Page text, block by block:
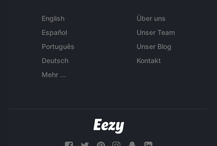
English
Español
Português
Deutsch
Mehr ...
Über uns
Unser Team
Unser Blog
Kontakt